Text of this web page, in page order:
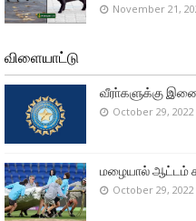
November 21,
விளையாட்டு
வீரா்களுக்கு
October 29, 2022
மழையால் ஆட்டம்
October 29, 2022